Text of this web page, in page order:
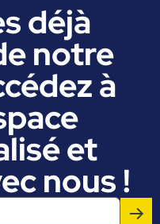
déjà
notre
à
et
nous !